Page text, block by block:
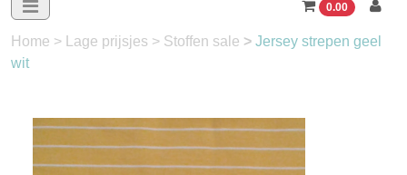
0.00
Home > Lage prijsjes > Stoffen sale > Jersey strepen geel
wit